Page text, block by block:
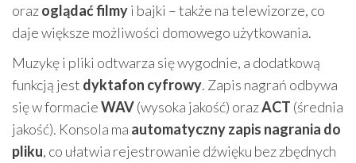
orazoglądać filmyi bajki – także na telewizorze, co
daje większe możliwości domowego użytkowania.
Muzykę i pliki odtwarza się wygodnie, a dodatkową
funkcją jest dyktafon cyfrowy. Zapis nagrań odbywa
się w formacieWAV(wysoka jakość) orazACT (średnia
jakość). Konsola ma automatyczny zapis nagrania do
pliku, co ułatwia rejestrowanie dźwięku bez zbędnych